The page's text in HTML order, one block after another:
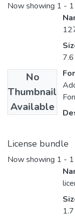
Now showing 1 -
No
Thumbnail
Available
License bundle
Now showing 1 -